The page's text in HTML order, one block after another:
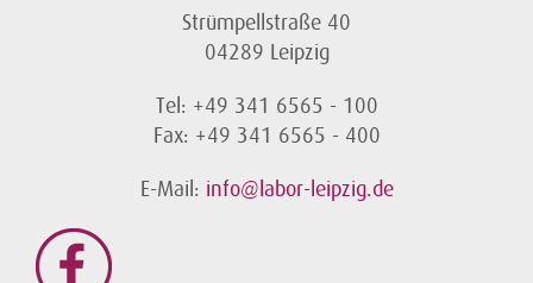
Strümpellstraße 40
04289 Leipzig
Tel: +49 341 6565 - 100
Fax: +49 341 6565 - 400
E-Mail: info@labor-leipzig.de